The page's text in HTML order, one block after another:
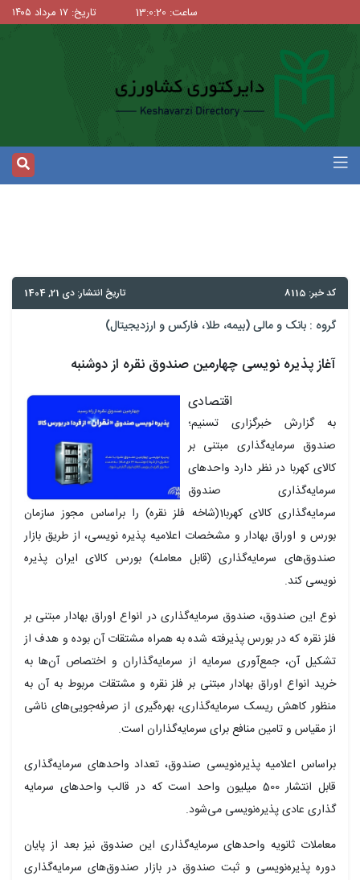
ساعت: 13:0:20 تاریخ: ۱۷ مرداد ۱۴۰۵
کد خبر: 8115 تاریخ انتشار: دی 21, 1404
گروه :بانک و مالی (بیمه، طلا، فارکس و ارزدیجیتال)
آغاز پذیره نویسی چهارمین صندوق نقره از دوشنبه
اقتصادی
به گزارش خبرگزاری تسنیم؛
صندوق سرمایه‌گذاری مبتنی بر
کالای کهربا در نظر دارد واحدهای
سرمایه‌گذاری صندوق
سرمایه‌گذاری کالای کهربا1(شاخه فلز نقره) را براساس مجوز سازمان
بورس و اوراق بهادار و مشخصات اعلامیه پذیره نویسی، از طریق بازار
صندوق‌های سرمایه‌گذاری (قابل معامله) بورس کالای ایران پذیره
نویسی کند.
نوع این صندوق، صندوق سرمایه‌گذاری در انواع اوراق بهادار مبتنی بر
فلز نقره که در بورس پذیرفته شده به همراه مشتقات آن بوده و هدف از
تشکیل آن، جمع‌آوری سرمایه از سرمایه‌گذاران و اختصاص آن‌ها به
خرید انواع اوراق بهادار مبتنی بر فلز نقره و مشتقات مربوط به آن به
منظور کاهش ریسک سرمایه‌گذاری، بهره‌گیری از صرفه‌جویی‌های ناشی
از مقیاس و تامین منافع برای سرمایه‌گذاران است.
براساس اعلامیه پذیره‌نویسی صندوق، تعداد واحدهای سرمایه‌گذاری
قابل انتشار 500 میلیون واحد است که در قالب واحدهای سرمایه
گذاری عادی پذیره‌نویسی می‌شود.
معاملات ثانویه واحدهای سرمایه‌گذاری این صندوق نیز بعد از پایان
دوره پذیره‌نویسی و ثبت صندوق در بازار صندوق‌های سرمایه‌گذاری